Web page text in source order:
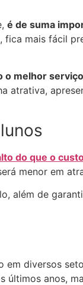
é de suma
fica mais fácil
o melhor
atrativa,
do que o
menor em
além de
diversos
últimos anos,